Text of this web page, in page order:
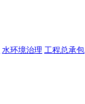
水环境治理 工程总承包